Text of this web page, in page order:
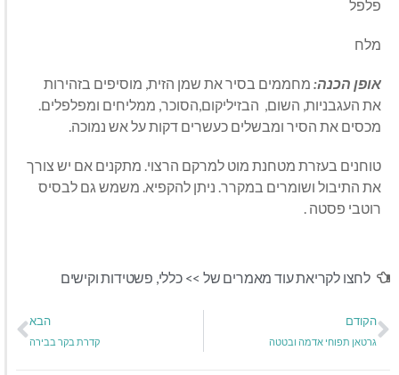
פלפל
מלח
אופן הכנה: מחממים בסיר את שמן הזית, מוסיפים בזהירות
את העגבניות, השום, הבזיליקום,הסוכר, ממליחים ומפלפלים.
מכסים את הסיר ומבשלים כעשרים דקות על אש נמוכה.
טוחנים בעזרת מטחנת מוט למרקם הרצוי. מתקנים אם יש צורך
את התיבול ושומרים במקרר. ניתן להקפיא. משמש גם לבסיס
רוטבי פסטה .
לחצו לקריאת עוד מאמרים של >> כללי, פשטידות וקישים
הקודם
גרטאן תפוחי אדמה ובטטה
הבא
קדרת בקר בבירה